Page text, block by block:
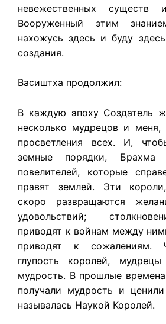
невежественных
Вооруженный этим
нахожусь здесь и буду
создания.
Васиштха продолжил:
В каждую эпоху Создатель
несколько мудрецов и меня,
просветления всех. И,
земные порядки, Брахма
повелителей, которые
правят землей. Эти
скоро развращаются
удовольствий;
приводят к войнам между
приводят к сожалениям.
глупость королей,
мудрость. В прошлые
получали мудрость и
называлась Наукой Королей.